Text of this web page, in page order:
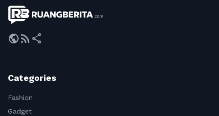
publicrss_feed share
Categories
Fashion
Gadget